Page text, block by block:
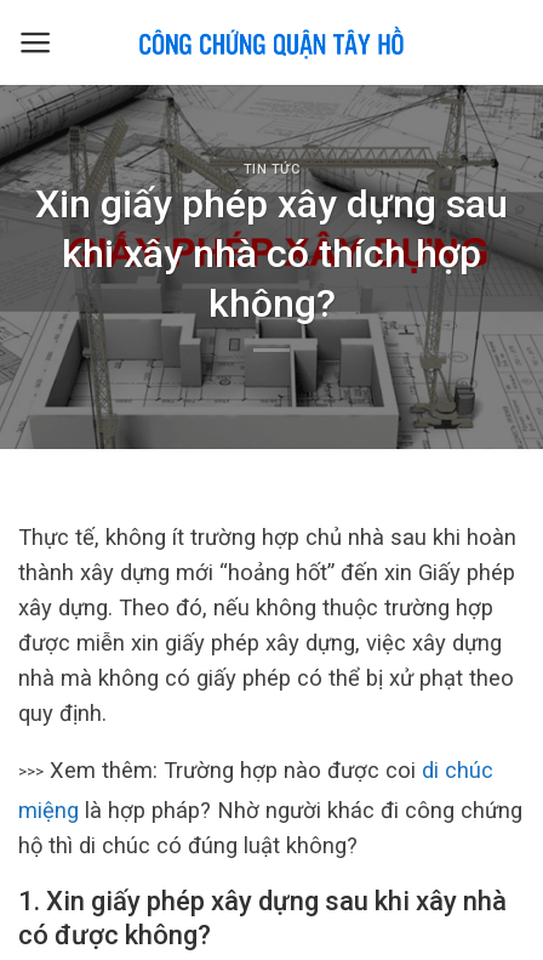
TIN TỨC
Xin giấy phép xây dựng sau
khi xây nhà có thích hợp
không?
Thực tế, không ít trường hợp chủ nhà sau khi hoàn
thành xây dựng mới “hoảng hốt” đến xin Giấy phép
xây dựng. Theo đó, nếu không thuộc trường hợp
được miễn xin giấy phép xây dựng, việc xây dựng
nhà mà không có giấy phép có thể bị xử phạt theo
quy định.
>>> Xem thêm: Trường hợp nào được coi di chúc
miệng là hợp pháp? Nhờ người khác đi công chứng
hộ thì di chúc có đúng luật không?
1. Xin giấy phép xây dựng sau khi xây nhà
có được không?